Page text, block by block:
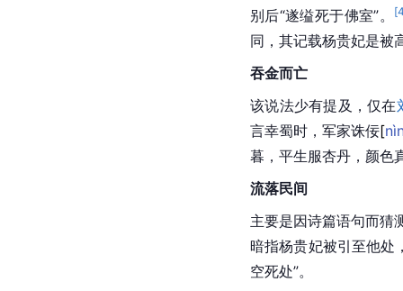
别后“遂缢死于佛室”。
[
同，其记载杨贵妃是被
吞金而亡
该说法少有提及，仅在
言幸蜀时，军家诛佞[
暮，平生服杏丹，颜色
流落民间
主要是因诗篇语句而猜
暗指杨贵妃被引至他处
空死处”。